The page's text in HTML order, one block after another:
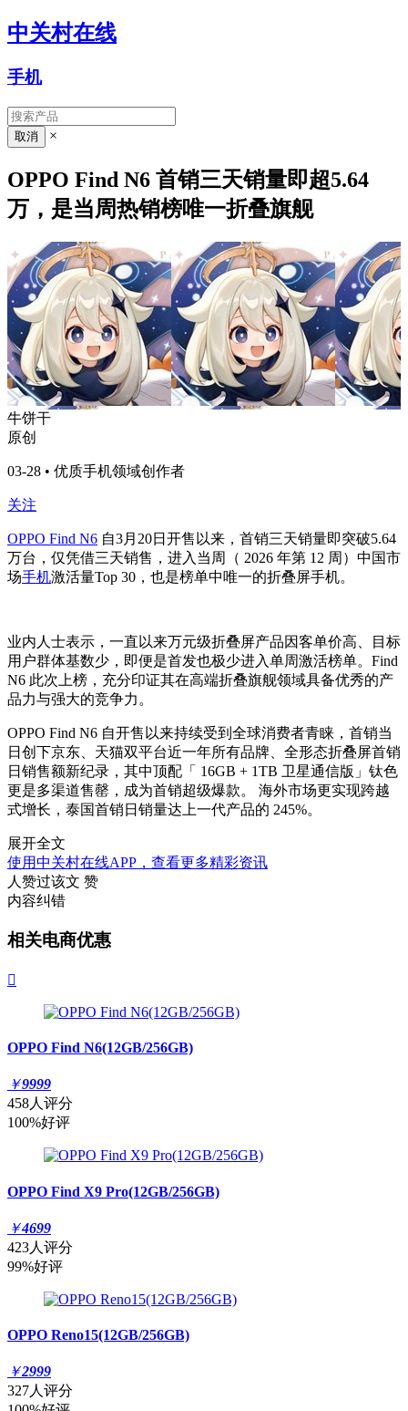
中关村在线
手机
×
OPPO Find N6 首销三天销量即超5.64
万，是当周热销榜唯一折叠旗舰
牛饼干
原创
03-28 • 优质手机领域创作者
关注
OPPO Find N6 自3月20日开售以来，首销三天销量即突破5.64
万台，仅凭借三天销售，进入当周（ 2026 年第 12 周）中国市
场手机激活量Top 30，也是榜单中唯一的折叠屏手机。
业内人士表示，一直以来万元级折叠屏产品因客单价高、目标
用户群体基数少，即便是首发也极少进入单周激活榜单。Find
N6 此次上榜，充分印证其在高端折叠旗舰领域具备优秀的产
品力与强大的竞争力。
OPPO Find N6 自开售以来持续受到全球消费者青睐，首销当
日创下京东、天猫双平台近一年所有品牌、全形态折叠屏首销
日销售额新纪录，其中顶配「 16GB + 1TB 卫星通信版」钛色
更是多渠道售罄，成为首销超级爆款。 海外市场更实现跨越
式增长，泰国首销日销量达上一代产品的 245%。
展开全文
使用中关村在线APP，查看更多精彩资讯
人赞过该文 赞
内容纠错
相关电商优惠

OPPO Find N6(12GB/256GB)
￥9999
458人评分
100%好评
OPPO Find X9 Pro(12GB/256GB)
￥4699
423人评分
99%好评
OPPO Reno15(12GB/256GB)
￥2999
327人评分